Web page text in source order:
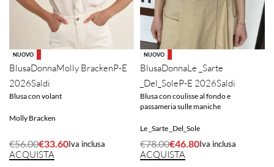
-40% OFF
NUOVO
BlusaDonnaMolly BrackenP-E
2026Saldi
Blusa con volant
Molly Bracken
€56.00€33.60Iva inclusa
ACQUISTA
-40% OFF
NUOVO
BlusaDonnaLe _Sarte
_Del_SoleP-E 2026Saldi
Blusa con coulisse al fondo e
passameria sulle maniche
Le _Sarte _Del_Sole
€78.00€46.80Iva inclusa
ACQUISTA